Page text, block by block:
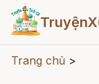
Trang chủ >